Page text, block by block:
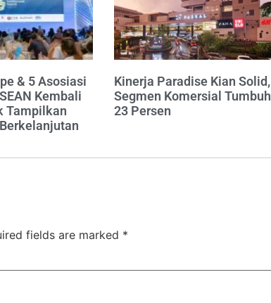
& 5 Asosiasi
Kembali
Tampilkan
Kinerja Paradise Kian Solid,
Segmen Komersial Tumbuh
23 Persen
fields are marked *